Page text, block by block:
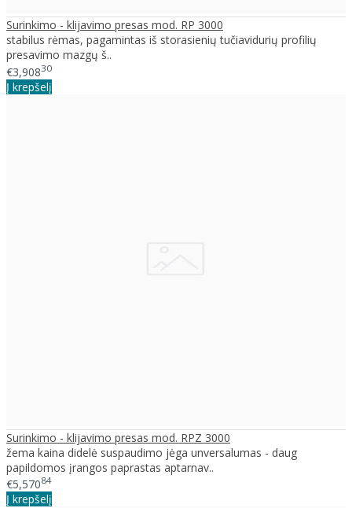
Surinkimo - klijavimo presas mod. RP 3000
stabilus rėmas, pagamintas iš storasienių tučiavidurių profilių
presavimo mazgų š..
€3,90830
Į krepšelį
Surinkimo - klijavimo presas mod. RPZ 3000
žema kaina didelė suspaudimo jėga unversalumas - daug
papildomos įrangos paprastas aptarnav..
€5,57084
Į krepšelį